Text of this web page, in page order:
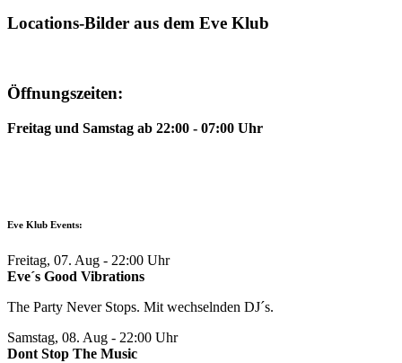
Locations-Bilder aus dem Eve Klub
Öffnungszeiten:
Freitag und Samstag ab 22:00 - 07:00 Uhr
Eve Klub Events:
Freitag, 07. Aug - 22:00 Uhr
Eve´s Good Vibrations
The Party Never Stops. Mit wechselnden DJ´s.
Samstag, 08. Aug - 22:00 Uhr
Dont Stop The Music